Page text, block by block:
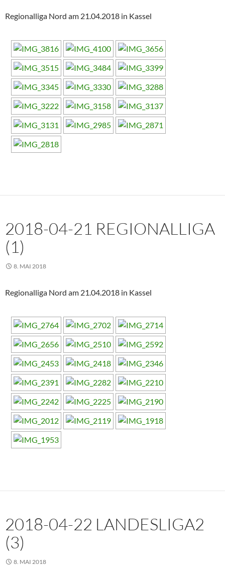
Regionalliga Nord am 21.04.2018 in Kassel
2018-04-21 REGIONALLIGA
(1)
8. MAI 2018
Regionalliga Nord am 21.04.2018 in Kassel
2018-04-22 LANDESLIGA2
(3)
8. MAI 2018